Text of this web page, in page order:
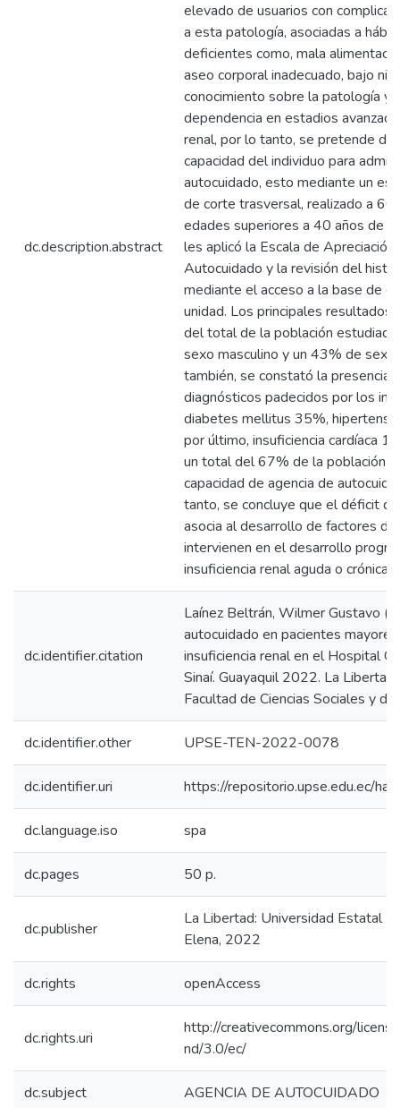
dc.description.abstract
elevado de usuarios con
a esta patología, asociadas a
deficientes como, mala
aseo corporal inadecuado, bajo
conocimiento sobre la patología y
dependencia en estadios
renal, por lo tanto, se pretende
capacidad del individuo para
autocuidado, esto mediante un
de corte trasversal, realizado a 60
edades superiores a 40 años de
les aplicó la Escala de
Autocuidado y la revisión del
mediante el acceso a la base de
unidad. Los principales resultados
del total de la población
sexo masculino y un 43% de sexo
también, se constató la presencia
diagnósticos padecidos por los
diabetes mellitus 35%,
por último, insuficiencia cardíaca
un total del 67% de la población
capacidad de agencia de
tanto, se concluye que el déficit
asocia al desarrollo de factores
intervienen en el desarrollo
insuficiencia renal aguda o crónica.
dc.identifier.citation
Laínez Beltrán, Wilmer Gustavo
autocuidado en pacientes
insuficiencia renal en el Hospital
Sinaí. Guayaquil 2022. La
Facultad de Ciencias Sociales y
dc.identifier.other UPSE-TEN-2022-0078
dc.identifier.uri https://repositorio.upse.edu.ec/
dc.language.iso spa
dc.pages 50 p.
dc.publisher
La Libertad: Universidad Estatal
Elena, 2022
dc.rights openAccess
dc.rights.uri
http://creativecommons.org/
nd/3.0/ec/
dc.subject AGENCIA DE AUTOCUIDADO